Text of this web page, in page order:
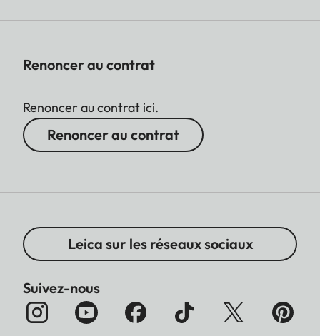
Renoncer au contrat
Renoncer au contrat ici.
Renoncer au contrat
Leica sur les réseaux sociaux
Suivez-nous